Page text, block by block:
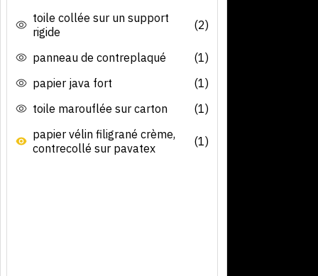
toile collée sur un support
rigide
(2)
panneau de contreplaqué
(1)
papier java fort
(1)
toile marouflée sur carton
(1)
papier vélin filigrané crème,
contrecollé sur pavatex
(1)